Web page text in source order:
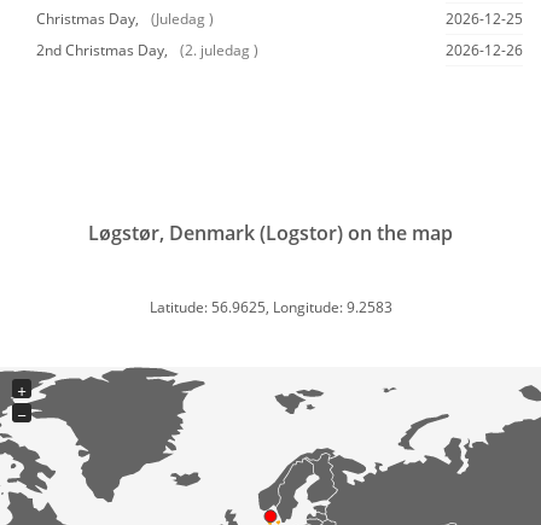
Christmas Day, (Juledag )
2026-12-25
2nd Christmas Day,
(2. juledag ) 2026-12-26
Løgstør, Denmark (Logstor) on the map
Latitude: 56.9625, Longitude: 9.2583
+
−